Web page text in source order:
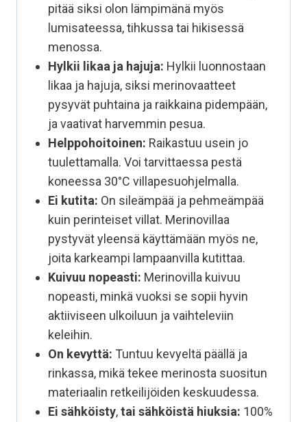
pitää siksi olon lämpimänä myös
lumisateessa, tihkussa tai hikisessä
menossa.
Hylkii likaa ja hajuja: Hylkii luonnostaan
likaa ja hajuja, siksi merinovaatteet
pysyvät puhtaina ja raikkaina pidempään,
ja vaativat harvemmin pesua.
Helppohoitoinen: Raikastuu usein jo
tuulettamalla. Voi tarvittaessa pestä
koneessa 30°C villapesuohjelmalla.
Ei kutita: On sileämpää ja pehmeämpää
kuin perinteiset villat. Merinovillaa
pystyvät yleensä käyttämään myös ne,
joita karkeampi lampaanvilla kutittaa.
Kuivuu nopeasti: Merinovilla kuivuu
nopeasti, minkä vuoksi se sopii hyvin
aktiiviseen ulkoiluun ja vaihteleviin
keleihin.
On kevyttä: Tuntuu kevyeltä päällä ja
rinkassa, mikä tekee merinosta suositun
materiaalin retkeilijöiden keskuudessa.
Ei sähköisty,tai sähköistä hiuksia: 100%